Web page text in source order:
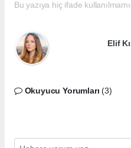
Bu yazıya hiç ifade
Elif
Okuyucu Yorumları(3)